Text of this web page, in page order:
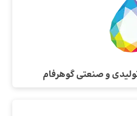
و صنعتی گوهرفام